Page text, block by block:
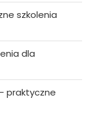
szkolenia
dla
praktyczne